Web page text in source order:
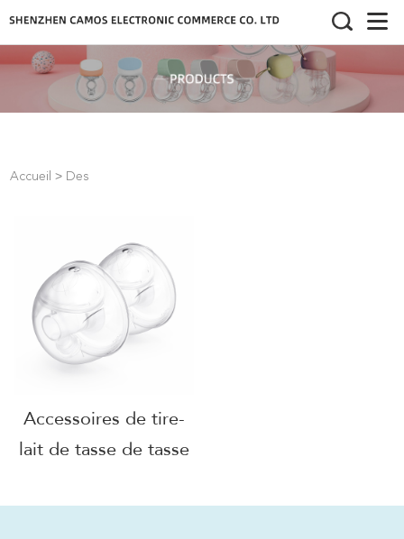
Accueil > Des
Accessoires De Tire-Lait
Accessoires de tire-
lait de tasse de tasse
réutilisables